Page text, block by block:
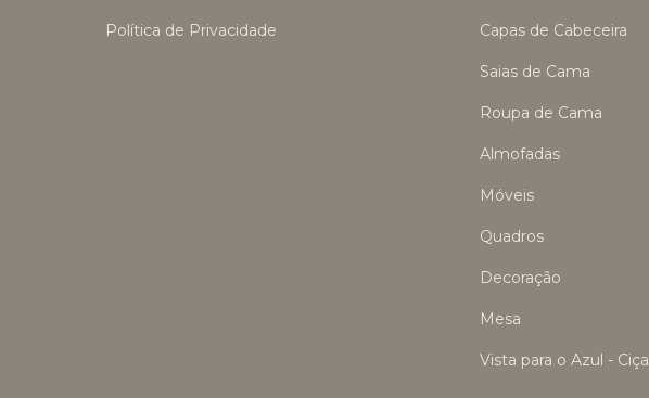
Política de Privacidade Capas de Cabeceira
Saias de Cama
Roupa de Cama
Almofadas
Móveis
Quadros
Decoração
Mesa
Vista para o Azul - Ciça